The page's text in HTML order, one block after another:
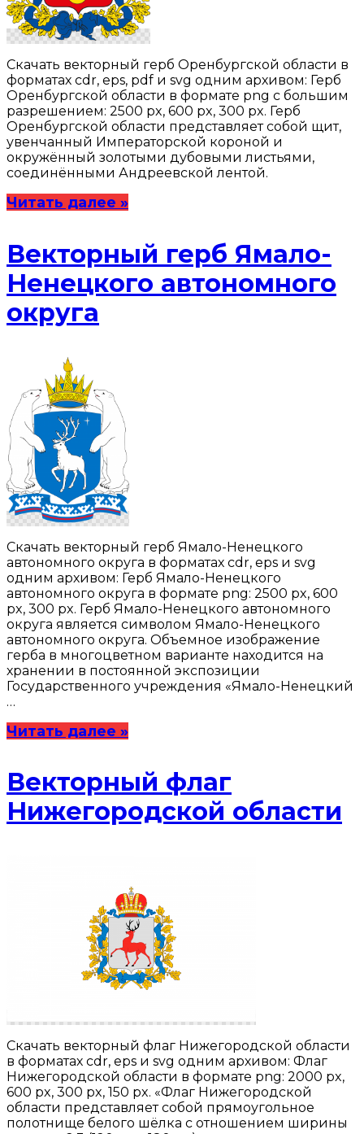
Скачать векторный герб Оренбургской области в
форматах cdr, eps, pdf и svg одним архивом: Герб
Оренбургской области в формате png с большим
разрешением: 2500 px, 600 px, 300 px. Герб
Оренбургской области представляет собой щит,
увенчанный Императорской короной и
окружённый золотыми дубовыми листьями,
соединёнными Андреевской лентой.
Читать далее »
Векторный герб Ямало-
Ненецкого автономного
округа
Скачать векторный герб Ямало-Ненецкого
автономного округа в форматах cdr, eps и svg
одним архивом: Герб Ямало-Ненецкого
автономного округа в формате png: 2500 px, 600
px, 300 px. Герб Ямало-Ненецкого автономного
округа является символом Ямало-Ненецкого
автономного округа. Объемное изображение
герба в многоцветном варианте находится на
хранении в постоянной экспозиции
Государственного учреждения «Ямало-Ненецкий
…
Читать далее »
Векторный флаг
Нижегородской области
Скачать векторный флаг Нижегородской области
в форматах cdr, eps и svg одним архивом: Флаг
Нижегородской области в формате png: 2000 px,
600 px, 300 px, 150 px. «Флаг Нижегородской
области представляет собой прямоугольное
полотнище белого шёлка с отношением ширины